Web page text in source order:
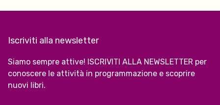
Iscriviti alla newsletter
Siamo sempre attive! ISCRIVITI ALLA NEWSLETTER per
conoscere le attività in programmazione e scoprire
nuovi libri.